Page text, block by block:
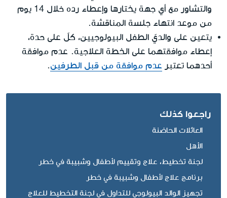
والتشاور مع أي جهة يختارها وإعطاء رده خلال 14 يوم
من موعد انتهاء جلسة المناقشة.
يتعين على والديّ الطفل البيولوجيين، كلّ على حدة،
إعطاء موافقتهما على الخطة العلاجية. عدم موافقة
أحدهما تعتبر عدم موافقة من قبل الطرفين.
راجعوا كذلك
العائلات الحاضنة
الأهل
لجنة تخطيط، علاج وتقييم لأطفال وشبيبة في خطر
برنامج علاج لأطفال وشبيبة في خطر
تجهيز الوالد البيولوجي للتداول في لجنة التخطيط للعلاج